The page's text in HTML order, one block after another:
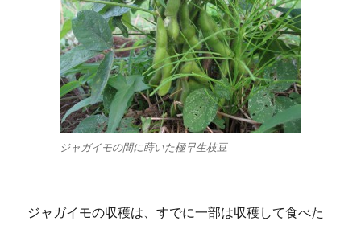
ジャガイモの間に蒔いた極早生枝豆
ジャガイモの収穫は、すでに一部は収穫して食べた